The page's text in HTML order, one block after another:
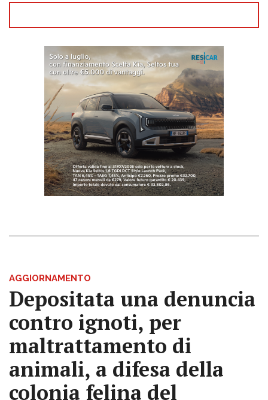
AGGIORNAMENTO
Depositata una denuncia
contro ignoti, per
maltrattamento di
animali, a difesa della
colonia felina del